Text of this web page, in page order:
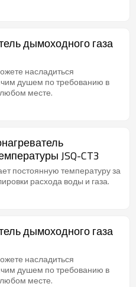
дымоходного газа
насладиться
душем по требованию в
месте.
JSQ-CT3
постоянную температуру за
расхода воды и газа.
дымоходного газа
насладиться
душем по требованию в
месте.